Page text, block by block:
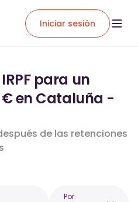
Iniciar sesión
para un
€ en Cataluña -
de las retenciones
Por